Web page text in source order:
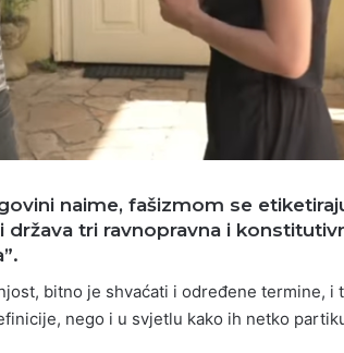
naime, fašizmom se
država tri ravnopravna i
bitno je shvaćati i određene termine, i
nego i u svjetlu kako ih netko